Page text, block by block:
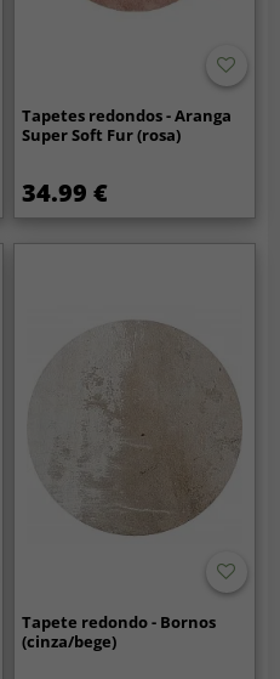
Tapetes redondos - Aranga
Super Soft Fur (rosa)
34.99 €
Tapete redondo - Bornos
(cinza/bege)